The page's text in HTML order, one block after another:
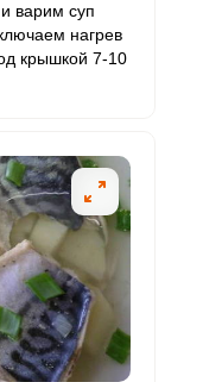
варим суп
нагрев
крышкой 7-10